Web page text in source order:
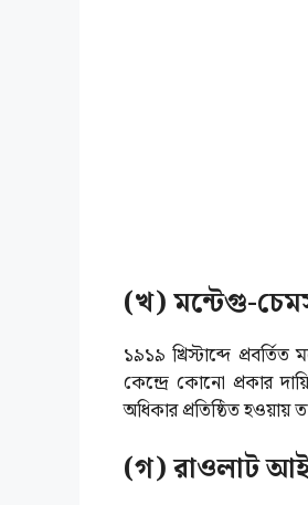
(খ) মন্টেগু-
১৯১৯ খ্রিস্টাব্দে
কেন্দ্রে কোনো প্রকার
অধিকার প্রতিষ্ঠিত
(গ) রাওলাট